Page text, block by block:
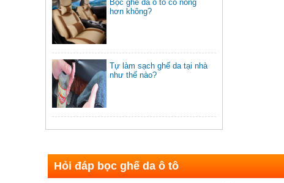
Bọc ghế da ô tô có nóng
hơn không?
Tự làm sạch ghế da tại nhà
như thế nào?
Hỏi đáp bọc ghế da ô tô